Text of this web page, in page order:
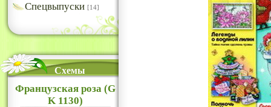
Спецвыпуски [14]
Схемы
Французская роза (G
K 1130)